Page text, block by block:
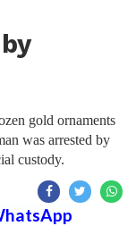
gold ornaments
was arrested by
custody.